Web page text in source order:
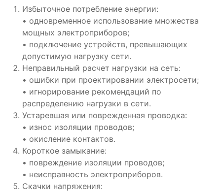
Избыточное потребление энергии:
• одновременное использование множества
мощных электроприборов;
• подключение устройств, превышающих
допустимую нагрузку сети.
Неправильный расчет нагрузки на сеть:
• ошибки при проектировании электросети;
• игнорирование рекомендаций по
распределению нагрузки в сети.
Устаревшая или поврежденная проводка:
• износ изоляции проводов;
• окисление контактов.
Короткое замыкание:
• повреждение изоляции проводов;
• неисправность электроприборов.
Скачки напряжения: